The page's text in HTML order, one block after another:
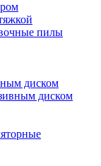
пилы
диском
диском